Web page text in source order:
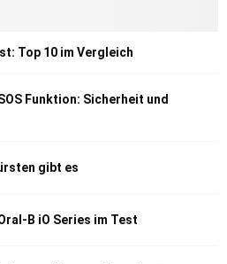
Top 10 im Vergleich
Funktion: Sicherheit und
gibt es
B iO Series im Test